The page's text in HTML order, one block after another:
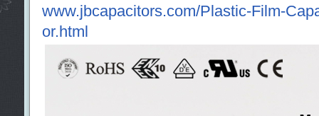
www.jbcapacitors.com/Plastic-Film-
or.html